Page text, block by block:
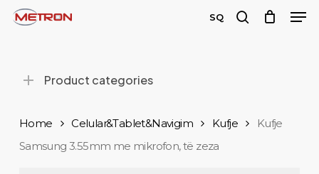
Skip
content
SQ
Product categories
Home Celular&Tablet&Navigim Kufje
Kufje
Samsung 3.55mm me mikrofon, të zeza